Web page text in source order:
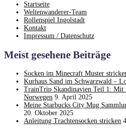
Startseite
Weltenwanderer-Team
Rollenspiel Ingolstadt
Kontakt
Impressum / Datenschutz
Meist gesehene Beiträge
Socken im Minecraft Muster
Kurhaus Sand im Schwarzwald –
TrainTrip Skandinavien Teil 1: Mit
Norwegen 9. April 2025
Meine Starbucks City Mug
20. Oktober 2025
Anleitung Trachtensocken stricken